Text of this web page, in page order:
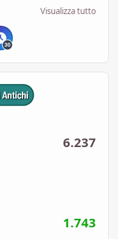
Visualizza tutto
6.237
1.743